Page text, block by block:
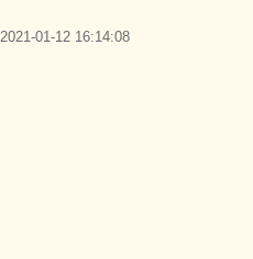
2021-01-12 16:14:08